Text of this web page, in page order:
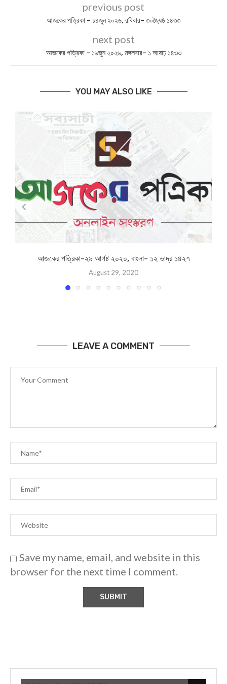
previous post
আজকের পত্রিকা – ১৪জুন ২০২৬, রবিবার– ৩০জ্যৈষ্ঠ ১৪৩৩
next post
আজকের পত্রিকা – ১৬জুন ২০২৬, মঙ্গলবার– ১ আষাঢ় ১৪৩৩
YOU MAY ALSO LIKE
আজকের পত্রিকা-২৯ আগষ্ট ২০২০, বাংলা- ১২ ভাদ্র ১৪২৭
August 29, 2020
LEAVE A COMMENT
Save my name, email, and website in this
browser for the next time I comment.